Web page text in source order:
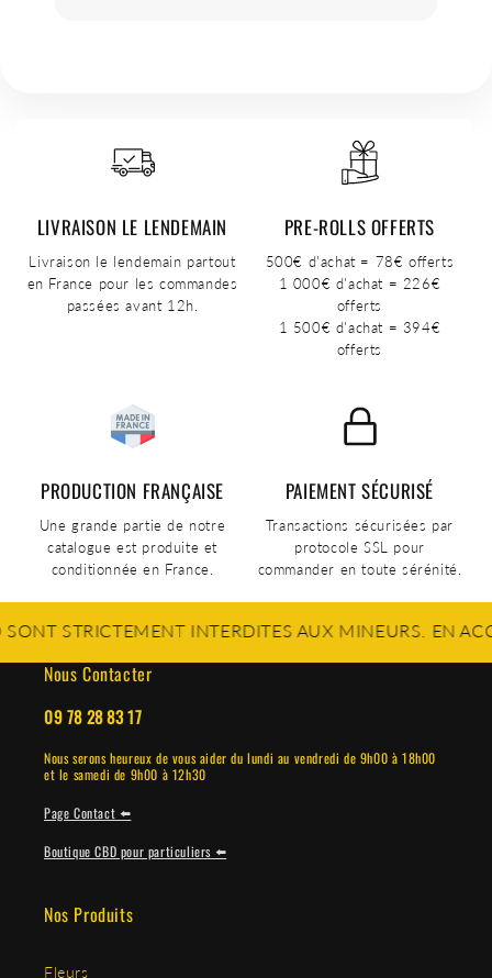
LIVRAISON LE LENDEMAIN
Livraison le lendemain partout
en France pour les commandes
passées avant 12h.
PRE-ROLLS OFFERTS
500€ d'achat = 78€ offerts
1 000€ d'achat = 226€
offerts
1 500€ d'achat = 394€
offerts
PRODUCTION FRANÇAISE
Une grande partie de notre
catalogue est produite et
conditionnée en France.
PAIEMENT SÉCURISÉ
Transactions sécurisées par
protocole SSL pour
commander en toute sérénité.
INTERDITES AUX MINEURS. EN
Nous Contacter
09 78 28 83 17
Nous serons heureux de vous aider du lundi au vendredi de 9h00 à 18h00
et le samedi de 9h00 à 12h30
Page Contact ⬅️
Boutique CBD pour particuliers ⬅️
Nos Produits
Fleurs